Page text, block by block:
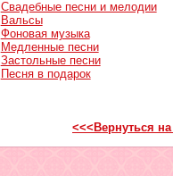
Свадебные песни и мелодии
Вальсы
Фоновая музыка
Медленные песни
Застольные песни
Песня в подарок
<<<Вернуться